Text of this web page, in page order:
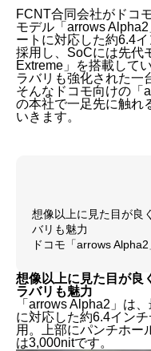
FCNT合同会社がドコ
モデル「arrows
ートに対応した約6.4
採用し、SoCには先代
Extreme」を搭載して
ラバリも強化された一
そんなドコモ向けの「
の本社で一足先に触れ
いきます。
想像以上に見た目が良
バリも魅力
ドコモ「arrows
想像以上に見た目が良
ラバリも魅力
「arrows Alpha2」は
に対応した約6.4イン
用。上部にパンチホー
は3,000nitです。